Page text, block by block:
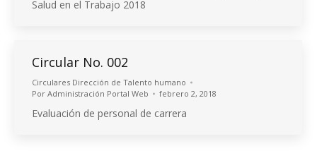
Salud en el Trabajo 2018
Circular No. 002
Circulares Dirección de Talento humano
Por Administración Portal Web febrero 2, 2018
Evaluación de personal de carrera